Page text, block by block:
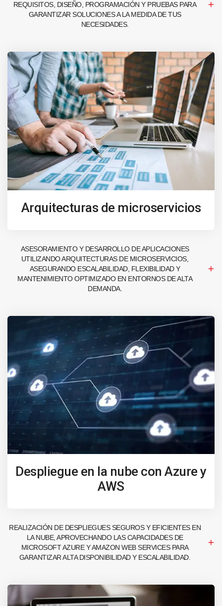
REQUISITOS, DISEÑO, PROGRAMACIÓN Y PRUEBAS PARA
GARANTIZAR SOLUCIONES A LA MEDIDA DE TUS
NECESIDADES.
Arquitecturas de microservicios
ASESORAMIENTO Y DESARROLLO DE APLICACIONES
UTILIZANDO ARQUITECTURAS DE MICROSERVICIOS,
ASEGURANDO ESCALABILIDAD, FLEXIBILIDAD Y
MANTENIMIENTO OPTIMIZADO EN ENTORNOS DE ALTA
DEMANDA.
Despliegue en la nube con Azure y
AWS
REALIZACIÓN DE DESPLIEGUES SEGUROS Y EFICIENTES EN
LA NUBE, APROVECHANDO LAS CAPACIDADES DE
MICROSOFT AZURE Y AMAZON WEB SERVICES PARA
GARANTIZAR ALTA DISPONIBILIDAD Y ESCALABILIDAD.